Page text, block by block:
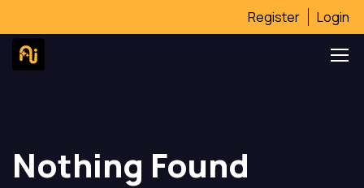
Register Login
Nothing Found